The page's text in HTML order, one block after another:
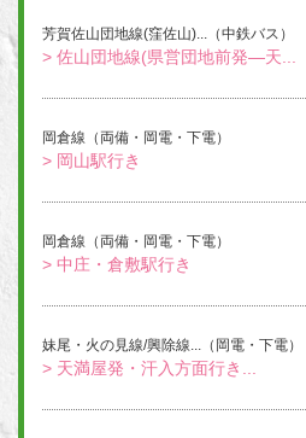
芳賀佐山団地線(窪佐山)...（中鉄バス）
> 佐山団地線(県営団地前発―天...
岡倉線（両備・岡電・下電）
> 岡山駅行き
岡倉線（両備・岡電・下電）
> 中庄・倉敷駅行き
妹尾・火の見線/興除線...（岡電・下電）
> 天満屋発・汗入方面行き...